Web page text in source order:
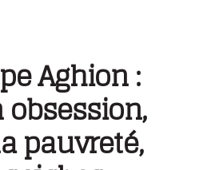
Aghion :
obsession,
pauvreté,